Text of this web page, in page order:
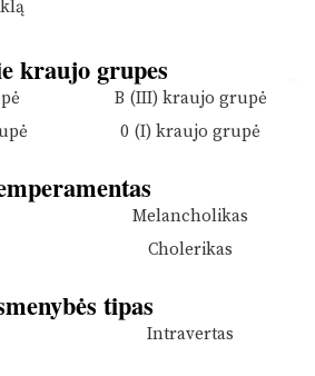
kraujo grupes
B (III) kraujo grupė
0 (I) kraujo grupė
Melancholikas
Cholerikas
tipas
Intravertas